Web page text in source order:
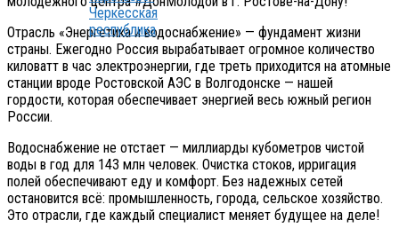
Черкесская
республика
Отрасль «Энергетика и водоснабжение» — фундамент жизни
страны. Ежегодно Россия вырабатывает огромное количество
киловатт в час электроэнергии, где треть приходится на атомные
станции вроде Ростовской АЭС в Волгодонске — нашей
гордости, которая обеспечивает энергией весь южный регион
России.
Водоснабжение не отстает — миллиарды кубометров чистой
воды в год для 143 млн человек. Очистка стоков, ирригация
полей обеспечивают еду и комфорт. Без надежных сетей
остановится всё: промышленность, города, сельское хозяйство.
Это отрасли, где каждый специалист меняет будущее на деле!